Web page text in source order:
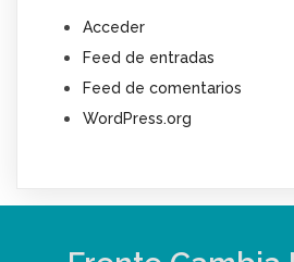
Acceder
Feed de entradas
Feed de comentarios
WordPress.org